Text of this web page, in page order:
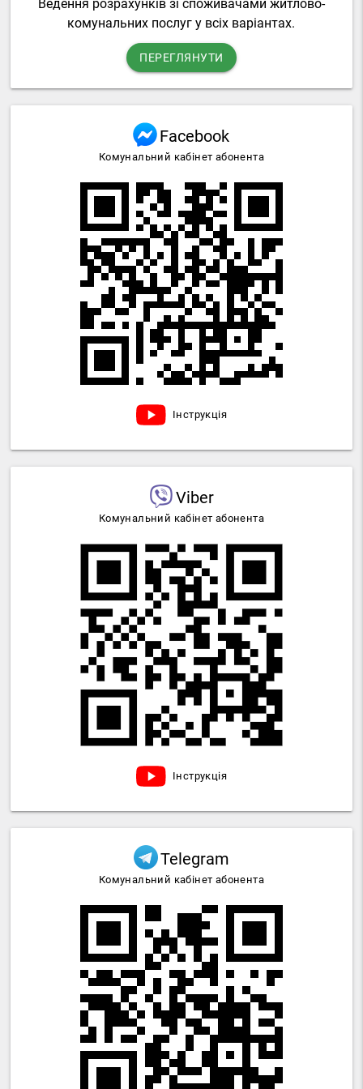
Ведення розрахунків зі споживачами житлово-
комунальних послуг у всіх варіантах.
ПЕРЕГЛЯНУТИ
Facebook
Комунальний кабінет абонента
Інструкція
Viber
Комунальний кабінет абонента
Інструкція
Telegram
Комунальний кабінет абонента